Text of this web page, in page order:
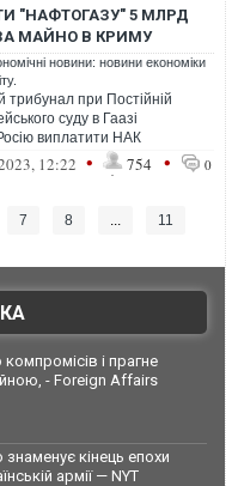
"НАФТОГАЗУ" 5 МЛРД
МАЙНО В КРИМУ
новини: новини економіки
трибунал при Постійній
суду в Гаазі
виплатити НАК
5 млрд доларів.
12:22 • 754 • 0
7 8 ... 11
і прагне
- Foreign Affairs
кінець епохи
армії — NYT